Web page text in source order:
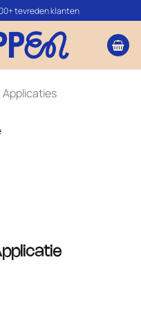
tevreden klanten
Applicaties